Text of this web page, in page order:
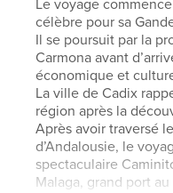
Le voyage
célèbre pour sa
Il se poursuit par la
Carmona avant
économique et
La ville de Cadix
région après la
Après avoir traversé
d’Andalousie, le
spectaculaire
Malaga, grand port